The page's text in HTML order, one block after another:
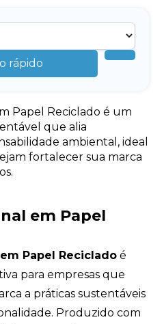
rápido
Papel Reciclado é um
que alia
ambiental, ideal
fortalecer sua marca
em Papel
Papel Reciclado é
para empresas que
a práticas sustentáveis
Produzido com